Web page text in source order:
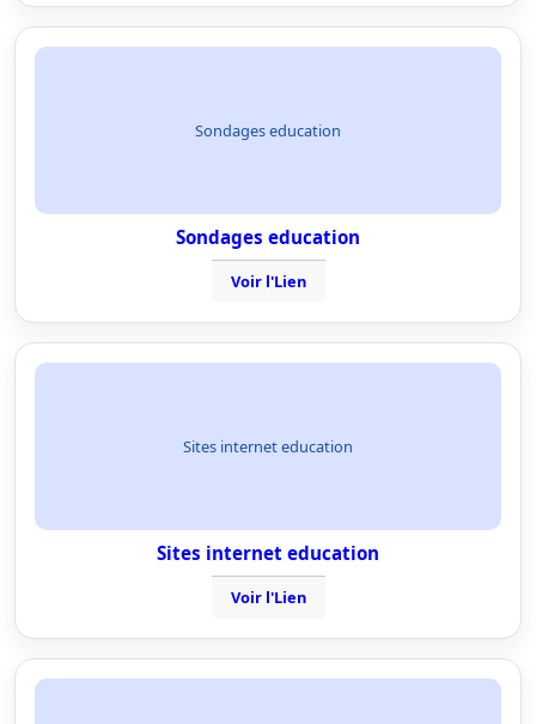
Sondages education
Sondages education
Voir l'Lien
Sites internet education
Sites internet education
Voir l'Lien